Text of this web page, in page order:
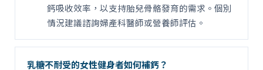
鈣吸收效率，以支持胎兒骨骼發育的需求。個別
情況建議諮詢婦產科醫師或營養師評估。
乳糖不耐受的女性健身者如何補鈣？